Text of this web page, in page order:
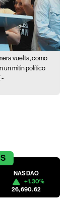
vuelta, como
un mitin político
-
NASDAQ
+1.30%
26,690.62